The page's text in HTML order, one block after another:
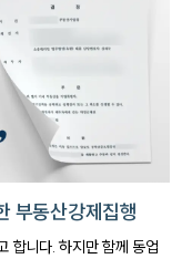
부동산강제집행
합니다. 하지만 함께 동업